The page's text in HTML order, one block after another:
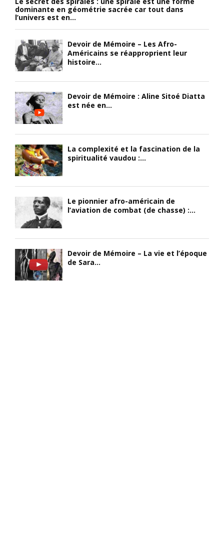
dominante en géométrie sacrée car tout dans
l’univers est en...
Devoir de Mémoire – Les Afro-
Américains se réapproprient leur
histoire...
Devoir de Mémoire : Aline Sitoé Diatta
est née en...
La complexité et la fascination de la
spiritualité vaudou :...
Le pionnier afro-américain de
l’aviation de combat (de chasse) :...
Devoir de Mémoire – La vie et l’époque
de Sara...